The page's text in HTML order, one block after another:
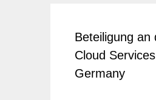
Beteiligung an
Cloud
Germany